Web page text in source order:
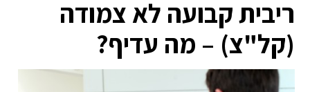
ריבית קבועה לא צמודה
(קל"צ) – מה עדיף?